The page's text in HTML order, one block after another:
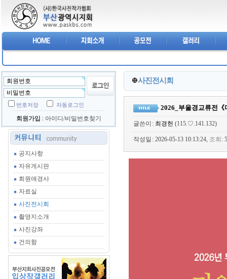
번호저장 자동로그인
회원가입 아이디/비밀번호찾기
공지사항
자유게시판
회원애경사
자료실
사진전시회
촬영지소개
사진강좌
건의함
사진전시회
2026_부울경교류전《
글쓴이 : 최경헌 (115.♡.141.132)
작성일 : 2026-05-13 10:13:24, 조회 :